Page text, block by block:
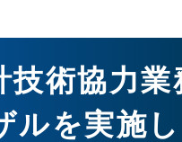
技術協力業
ルを実施し